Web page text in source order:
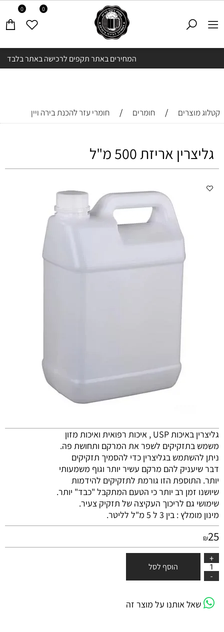
המחירים באתר תקפים לרכישה באתר בלבד
0 0
קטלוג מוצרים / חומרים / חומרי עזר להכנת בירה ויין
גליצרין אריזת 500 מ"ל
גליצרין באיכות USP , איכות רפואית ואיכות מזון
משמש בתזקיקים לשפר את המרקם ותחושת פה.
ניתן להשתמש בגליצרין כדי להסמיך תזקיקים
דבר שיעניק להם מרקם עשיר יותר וגוף משמעותי
יותר. התוספת הזו גורמת לתזקיקים להידמות
שיושנו זמן רב יותר כי הטעם המתקבל "כבד" יותר.
שימושי גם לריכוך העקיצה של תזקיק צעיר.
מינון מומלץ : בין 3 ל 5 מ"ל לליטר.
₪25
הוסף לסל
שאל אותנו על מוצר זה